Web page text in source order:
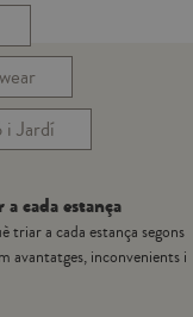
i Jardí
cada estança
triar a cada estança segons
avantatges, inconvenients i